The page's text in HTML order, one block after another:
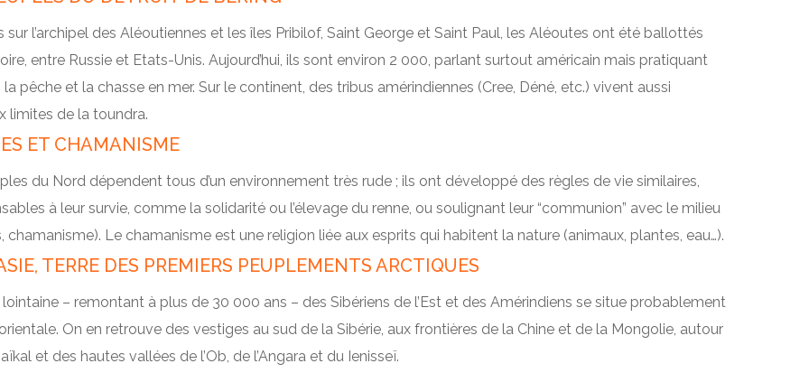
sur l’archipel des Aléoutiennes et les îles Pribilof, Saint George et Saint Paul, les Aléoutes ont été ballottés
entre Russie et Etats-Unis. Aujourd’hui, ils sont environ 2 000, parlant surtout américain mais pratiquant
pêche et la chasse en mer. Sur le continent, des tribus amérindiennes (Cree, Déné, etc.) vivent aussi
limites de la toundra.
ET CHAMANISME
du Nord dépendent tous d’un environnement très rude ; ils ont développé des règles de vie similaires,
à leur survie, comme la solidarité ou l’élevage du renne, ou soulignant leur “communion” avec le milieu
chamanisme). Le chamanisme est une religion liée aux esprits qui habitent la nature (animaux, plantes, eau…).
TERRE DES PREMIERS PEUPLEMENTS ARCTIQUES
lointaine – remontant à plus de 30 000 ans – des Sibériens de l’Est et des Amérindiens se situe probablement
On en retrouve des vestiges au sud de la Sibérie, aux frontières de la Chine et de la Mongolie, autour
et des hautes vallées de l’Ob, de l’Angara et du Ienisseï.